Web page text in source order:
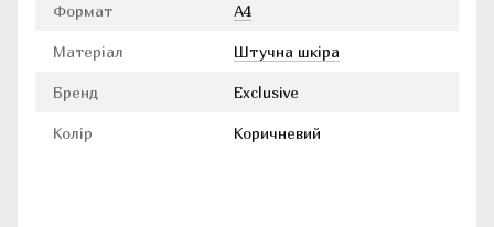
Формат А4
Матеріал Штучна шкіра
Бренд Exclusive
Колір Коричневий